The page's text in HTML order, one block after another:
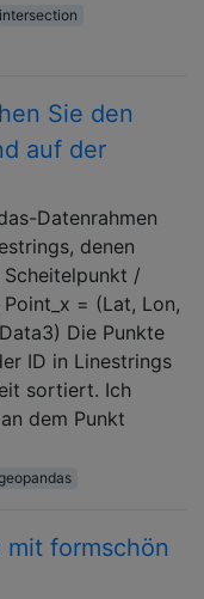
intersection
Sie den
auf der
Datenrahmen
denen
/
= (Lat, Lon,
Die Punkte
ID in Linestrings
sortiert. Ich
dem Punkt
formschön